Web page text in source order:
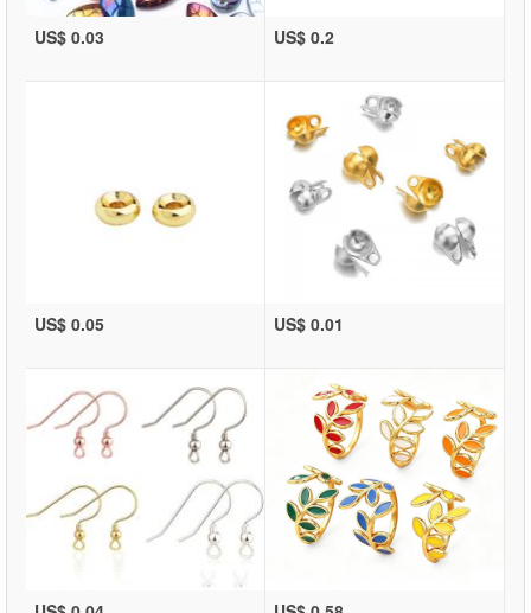
US$ 0.03 US$ 0.2
US$ 0.05 US$ 0.01